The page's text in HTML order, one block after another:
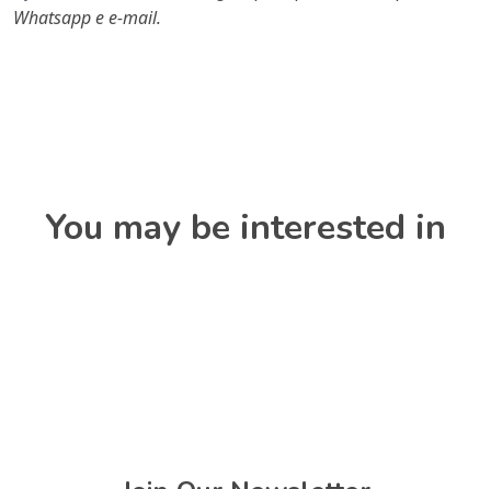
Whatsapp e e-mail.
You may be interested in